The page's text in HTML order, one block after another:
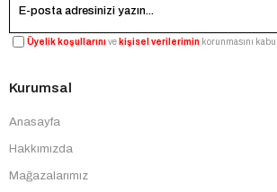
Üyelik koşullarınıve kişisel verilerimin korunmasını
Kurumsal
Anasayfa
Hakkımızda
Mağazalarımız